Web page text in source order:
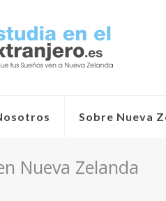
Sobre Nueva
Nueva Zelanda